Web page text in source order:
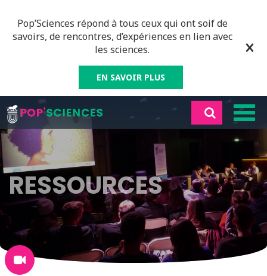
Pop’Sciences répond à tous ceux qui ont soif de
savoirs, de rencontres, d’expériences en lien avec
les sciences.
EN SAVOIR PLUS
RESSOURCES